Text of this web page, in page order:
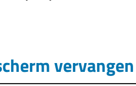
vervangen